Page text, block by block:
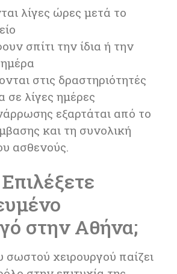
λίγες ώρες μετά το
σπίτι την ίδια ή την
στις δραστηριότητές
σε λίγες ημέρες
εξαρτάται από το
και τη συνολική
ασθενούς.
στην Αθήνα;
σωστού χειρουργού παίζει